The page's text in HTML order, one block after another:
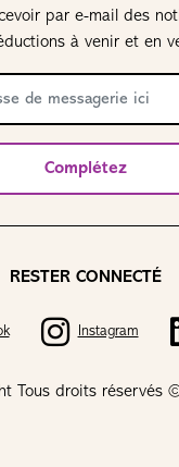
par e-mail des
à venir et en
Complétez
Tous droits réservés
RESTER CONNECTÉ
Instagram